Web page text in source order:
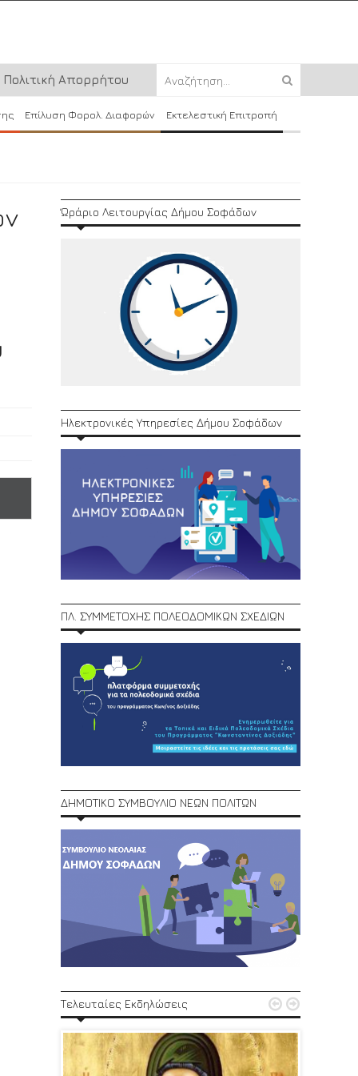
Πολιτική Απορρήτου
Επίλυση Φορολ. Διαφορών Εκτελεστική Επιτροπή
Ώράριο Λειτουργίας Δήμου Σοφάδων
Ηλεκτρονικές Υπηρεσίες Δήμου Σοφάδων
ΠΛ. ΣΥΜΜΕΤΟΧΗΣ ΠΟΛΕΟΔΟΜΙΚΩΝ ΣΧΕΔΙΩΝ
ΔΗΜΟΤΙΚΟ ΣΥΜΒΟΥΛΙΟ ΝΕΩΝ ΠΟΛΙΤΩΝ
Τελευταίες Εκδηλώσεις  